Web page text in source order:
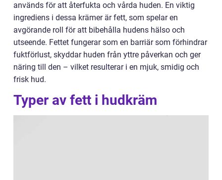
används för att återfukta och vårda huden. En viktig
ingrediens i dessa krämer är fett, som spelar en
avgörande roll för att bibehålla hudens hälso och
utseende. Fettet fungerar som en barriär som förhindrar
fuktförlust, skyddar huden från yttre påverkan och ger
näring till den – vilket resulterar i en mjuk, smidig och
frisk hud.
Typer av fett i hudkräm